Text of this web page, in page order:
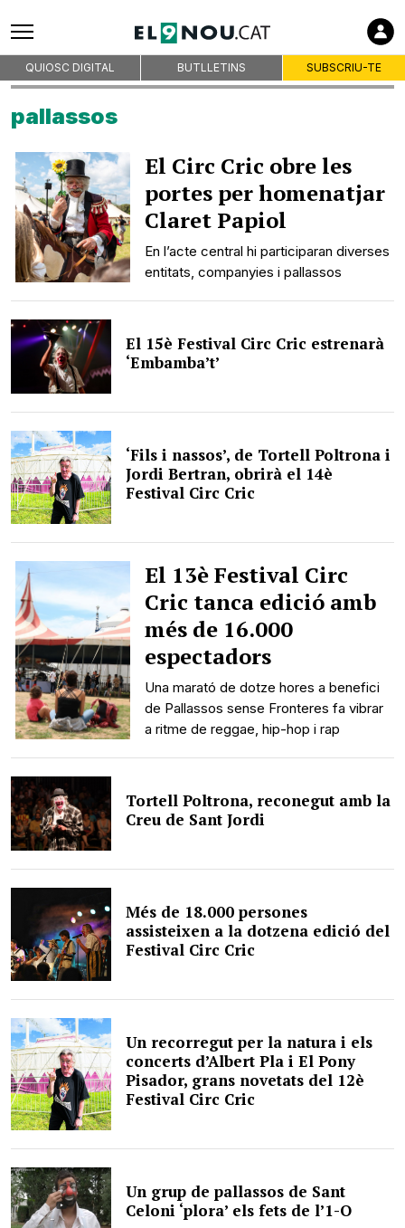
QUIOSC DIGITAL BUTLLETINS SUBSCRIU-TE
pallassos
El Circ Cric obre les
portes per homenatjar
Claret Papiol
En l’acte central hi participaran diverses
entitats, companyies i pallassos
El 15è Festival Circ Cric estrenarà
‘Embamba’t’
‘Fils i nassos’, de Tortell Poltrona i
Jordi Bertran, obrirà el 14è
Festival Circ Cric
El 13è Festival Circ
Cric tanca edició amb
més de 16.000
espectadors
Una marató de dotze hores a benefici
de Pallassos sense Fronteres fa vibrar
a ritme de reggae, hip-hop i rap
Tortell Poltrona, reconegut amb la
Creu de Sant Jordi
Més de 18.000 persones
assisteixen a la dotzena edició del
Festival Circ Cric
Un recorregut per la natura i els
concerts d’Albert Pla i El Pony
Pisador, grans novetats del 12è
Festival Circ Cric
Un grup de pallassos de Sant
Celoni ‘plora’ els fets de l’1-O